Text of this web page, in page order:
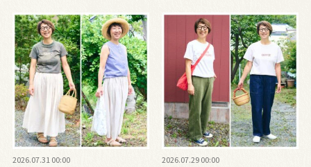
2026.07.31 00:00 2026.07.29 00:00